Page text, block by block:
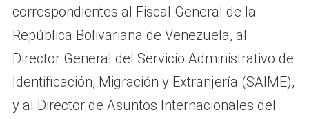
correspondientes al Fiscal General de la
República Bolivariana de Venezuela, al
Director General del Servicio Administrativo de
Identificación, Migración y Extranjería (SAIME),
y al Director de Asuntos Internacionales del